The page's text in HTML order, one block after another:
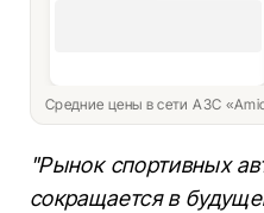
Средние цены в сети АЗС
"Рынок спортивных
сокращается в